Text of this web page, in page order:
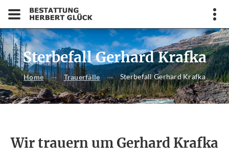
Sterbefall Gerhard Krafka
Home Trauerfälle Sterbefall Gerhard Krafka
Wir trauern um Gerhard Krafka